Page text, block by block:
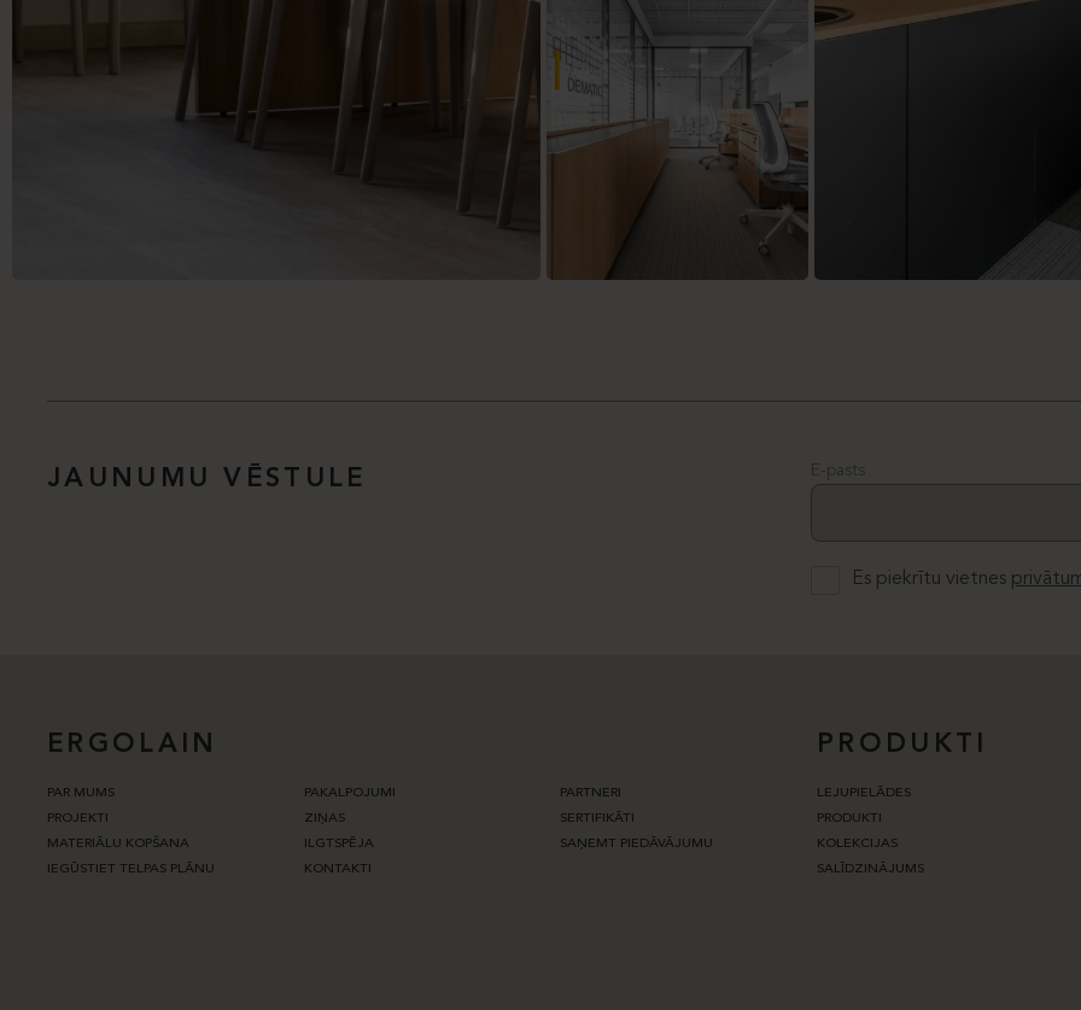
JAUNUMU VĒSTULE E-pasts
Es piekrītu vietnes
ERGOLAIN
PAR MUMS PAKALPOJUMI
PARTNERI
PROJEKTI
ZIŅAS
SERTIFIKĀTI
MATERIĀLU KOPŠANA
ILGTSPĒJA
SAŅEMT PIEDĀVĀJUMU
IEGŪSTIET TELPAS PLĀNU
KONTAKTI
PRODUKTI
LEJUPIELĀDES
PRODUKTI
KOLEKCIJAS
SALĪDZINĀJUMS